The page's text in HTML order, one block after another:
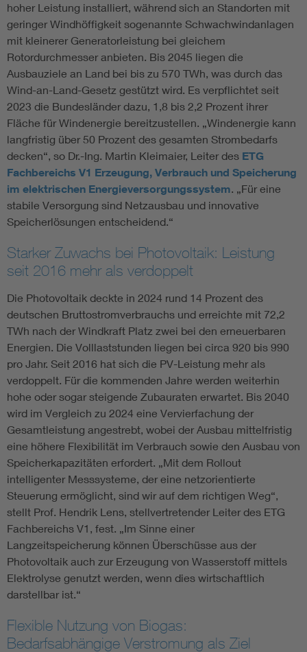
hoher Leistung installiert, während sich an Standorten mit
geringer Windhöffigkeit sogenannte Schwachwindanlagen
mit kleinerer Generatorleistung bei gleichem
Rotordurchmesser anbieten. Bis 2045 liegen die
Ausbauziele an Land bei bis zu 570 TWh, was durch das
Wind-an-Land-Gesetz gestützt wird. Es verpflichtet seit
2023 die Bundesländer dazu, 1,8 bis 2,2 Prozent ihrer
Fläche für Windenergie bereitzustellen. „Windenergie kann
langfristig über 50 Prozent des gesamten Strombedarfs
decken“, so Dr.-Ing. Martin Kleimaier, Leiter des ETG
Fachbereichs V1 Erzeugung, Verbrauch und Speicherung
im elektrischen Energieversorgungssystem. „Für eine
stabile Versorgung sind Netzausbau und innovative
Speicherlösungen entscheidend.“
Starker Zuwachs bei Photovoltaik: Leistung
seit 2016 mehr als verdoppelt
Die Photovoltaik deckte in 2024 rund 14 Prozent des
deutschen Bruttostromverbrauchs und erreichte mit 72,2
TWh nach der Windkraft Platz zwei bei den erneuerbaren
Energien. Die Volllaststunden liegen bei circa 920 bis 990
pro Jahr. Seit 2016 hat sich die PV-Leistung mehr als
verdoppelt. Für die kommenden Jahre werden weiterhin
hohe oder sogar steigende Zubauraten erwartet. Bis 2040
wird im Vergleich zu 2024 eine Vervierfachung der
Gesamtleistung angestrebt, wobei der Ausbau mittelfristig
eine höhere Flexibilität im Verbrauch sowie den Ausbau von
Speicherkapazitäten erfordert. „Mit dem Rollout
intelligenter Messsysteme, der eine netzorientierte
Steuerung ermöglicht, sind wir auf dem richtigen Weg“,
stellt Prof. Hendrik Lens, stellvertretender Leiter des ETG
Fachbereichs V1, fest. „Im Sinne einer
Langzeitspeicherung können Überschüsse aus der
Photovoltaik auch zur Erzeugung von Wasserstoff mittels
Elektrolyse genutzt werden, wenn dies wirtschaftlich
darstellbar ist.“
Flexible Nutzung von Biogas:
Bedarfsabhängige Verstromung als Ziel